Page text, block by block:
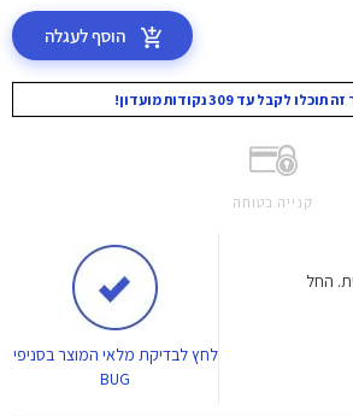
הוסף לעגלה
לקבל עד 309 נקודות מועדון!
קנייה בטוחה
החל
לחץלבדיקת מלאי המוצר בסניפי
BUG